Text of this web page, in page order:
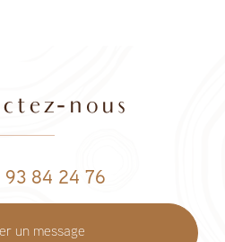
nous
93 84 24 76
un message